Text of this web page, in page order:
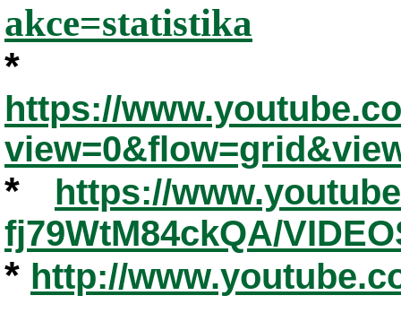
akce=statistika
*
https://
*
https://
fj79WtM84ckQA/
* http://